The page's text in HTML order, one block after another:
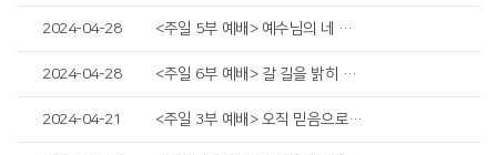
2024-04-28 <주일 5부 예배> 예수님의 네 가지 증언
2024-04-28 <주일 6부 예배> 갈 길을 밝히 보이시다
2024-04-21 <주일 3부 예배> 오직 믿음으로 구하라